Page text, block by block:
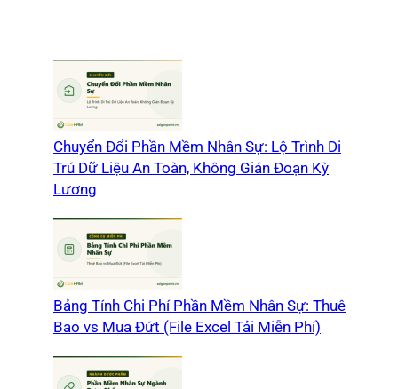
Chuyển Đổi Phần Mềm Nhân Sự: Lộ Trình Di
Trú Dữ Liệu An Toàn, Không Gián Đoạn Kỳ
Lương
Bảng Tính Chi Phí Phần Mềm Nhân Sự: Thuê
Bao vs Mua Đứt (File Excel Tải Miễn Phí)